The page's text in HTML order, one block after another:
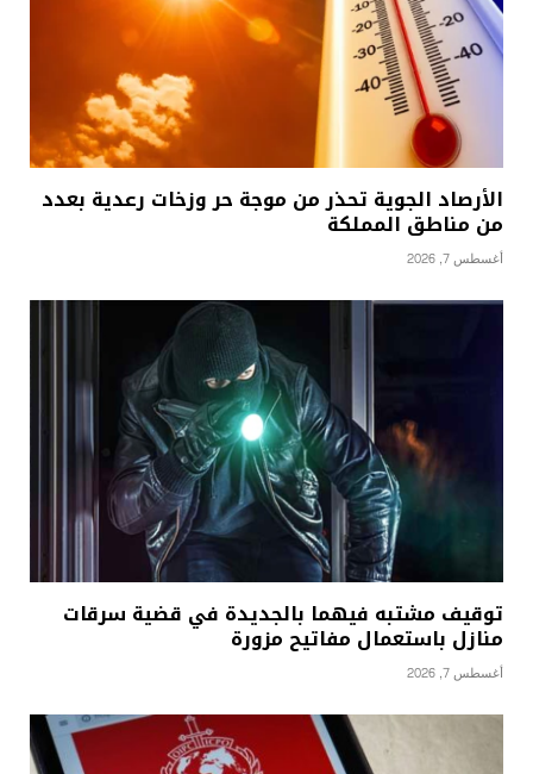
الأرصاد الجوية تحذر من موجة حر وزخات رعدية بعدد
من مناطق المملكة
أغسطس 7, 2026
توقيف مشتبه فيهما بالجديدة في قضية سرقات
منازل باستعمال مفاتيح مزورة
أغسطس 7, 2026